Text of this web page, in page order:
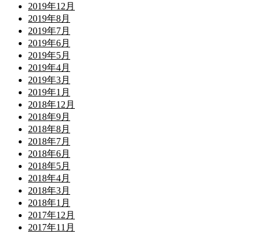
2019年12月
2019年8月
2019年7月
2019年6月
2019年5月
2019年4月
2019年3月
2019年1月
2018年12月
2018年9月
2018年8月
2018年7月
2018年6月
2018年5月
2018年4月
2018年3月
2018年1月
2017年12月
2017年11月